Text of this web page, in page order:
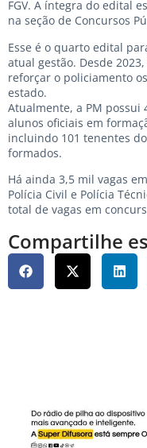
FGV. A íntegra do edital
na seção de Concursos
Esse é o quarto edital
atual gestão. Desde
reforçar o policiamento
estado.
Atualmente, a PM possui
alunos oficiais em
incluindo 101 tenentes
formados.
Há ainda 3,5 mil vagas
Polícia Civil e Polícia
total de vagas em
Compartilhe